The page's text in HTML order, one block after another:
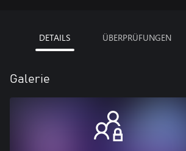
DETAILS ÜBERPRÜFUNGEN
Galerie